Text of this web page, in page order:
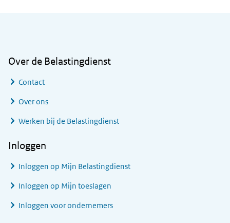
Over de Belastingdienst
Contact
Over ons
Werken bij de Belastingdienst
Inloggen
Inloggen op Mijn Belastingdienst
Inloggen op Mijn toeslagen
Inloggen voor ondernemers